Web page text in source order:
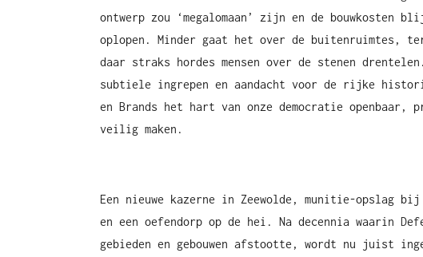
ontwerp zou ‘megalomaan’ zijn en de bouwkosten
oplopen. Minder gaat het over de buitenruimtes,
daar straks hordes mensen over de stenen
subtiele ingrepen en aandacht voor de rijke
en Brands het hart van onze democratie openbaar,
veilig maken.
Een nieuwe kazerne in Zeewolde, munitie-opslag
en een oefendorp op de hei. Na decennia waarin
gebieden en gebouwen afstootte, wordt nu juist